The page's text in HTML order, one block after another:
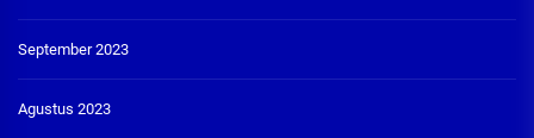
September 2023
Agustus 2023